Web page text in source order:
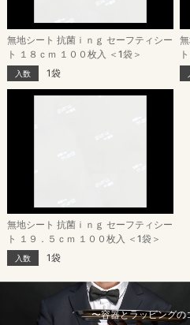
無地シート 抗菌ｉｎｇ セーフティシー
ト １８ｃｍ １００枚入 ＜1袋＞
入数 1袋
無地シート 抗菌ｉｎｇ セーフティシー
ト １９．５ｃｍ １００枚入 ＜1袋＞
入数 1袋
〜容器とラッピングの